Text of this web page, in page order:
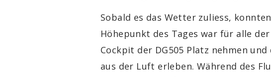
Sobald es das Wetter zuliess,
Höhepunkt des Tages war für alle der
Cockpit der DG505 Platz nehmen
aus der Luft erleben. Während des